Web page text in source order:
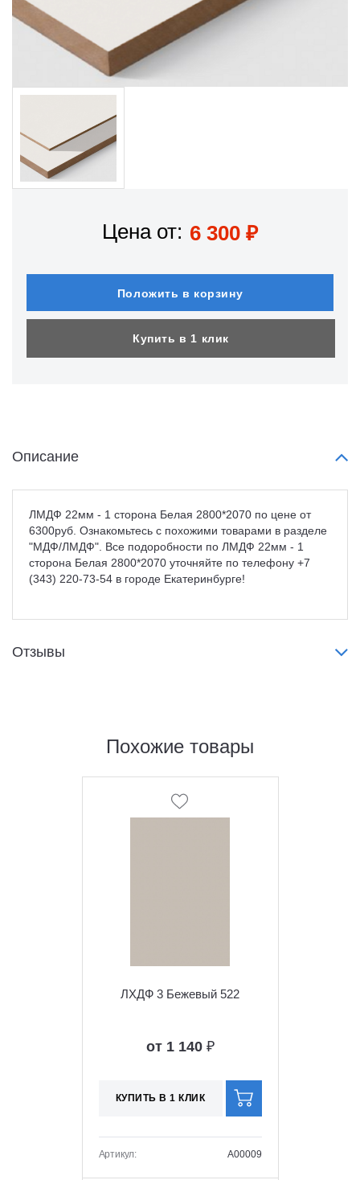
Цена от: 6 300 ₽
Положить в корзину
Купить в 1 клик
Описание
ЛМДФ 22мм - 1 сторона Белая 2800*2070 по цене от
6300руб. Ознакомьтесь с похожими товарами в разделе
"МДФ/ЛМДФ". Все подоробности по ЛМДФ 22мм - 1
сторона Белая 2800*2070 уточняйте по телефону +7
(343) 220-73-54 в городе Екатеринбурге!
Отзывы
Похожие товары
ЛХДФ 3 Бежевый 522
от 1 140 ₽
КУПИТЬ В 1 КЛИК
Артикул: A00009